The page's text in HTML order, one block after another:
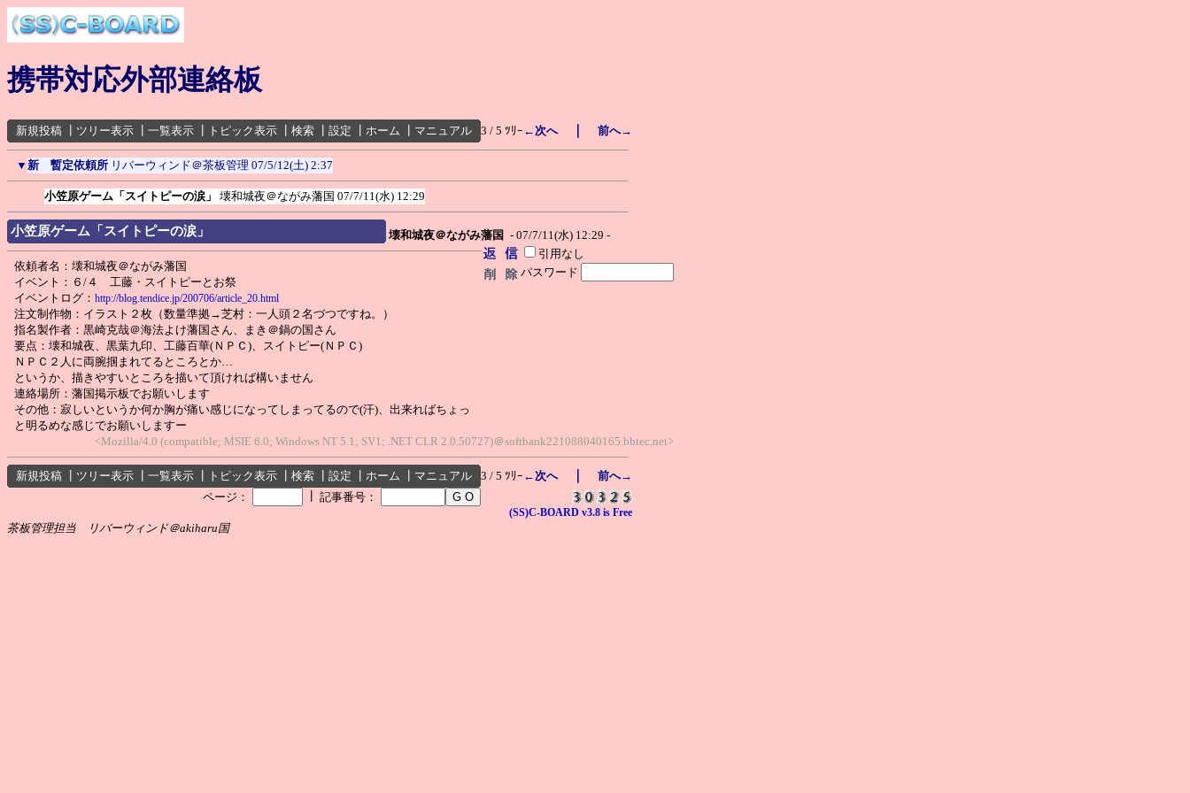
携帯対応外部連絡板
新規投稿 ツリー表示 一覧表示 トピック表示 検索 設定 ホーム マニュアル 3 / 5 ﾂﾘｰ ←次へ｜ 前へ→
▼ 新 暫定依頼所 リバーウィンド＠茶板管理 07/5/12(土) 2:37
小笠原ゲーム「スイトピーの涙」 壊和城夜＠ながみ藩国 07/7/11(水) 12:29
小笠原ゲーム「スイトピーの涙」 壊和城夜＠ながみ藩国 - 07/7/11(水) 12:29 -
引用なし
パスワード
依頼者名：壊和城夜＠ながみ藩国
イベント：６/４ 工藤・スイトピーとお祭
イベントログ： http://blog.tendice.jp/200706/article_20.html
注文制作物：イラスト２枚（数量準拠→芝村：一人頭２名づつですね。）
指名製作者：黒崎克哉＠海法よけ藩国さん、まき＠鍋の国さん
要点：壊和城夜、黒葉九印、工藤百華(ＮＰＣ)、スイトピー(ＮＰＣ)
ＮＰＣ２人に両腕掴まれてるところとか…
というか、描きやすいところを描いて頂ければ構いません
連絡場所：藩国掲示板でお願いします
その他：寂しいというか何か胸が痛い感じになってしまってるので(汗)、出来ればちょっ
と明るめな感じでお願いしますー
<Mozilla/4.0 (compatible; MSIE 6.0; Windows NT 5.1; SV1; .NET CLR 2.0.50727)＠softbank221088040165.bbtec.net>
新規投稿 ツリー表示 一覧表示 トピック表示 検索 設定 ホーム マニュアル 3 / 5 ﾂﾘｰ ←次へ｜ 前へ→
ページ：
記事番号：
(SS)C-BOARD v3.8 is Free
茶板管理担当 リバーウィンド＠akiharu国